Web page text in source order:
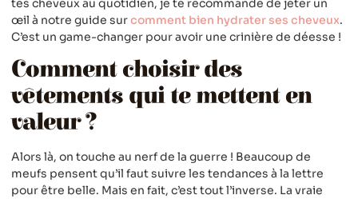
tes cheveux au quotidien, je te recommande de jeter un
œil à notre guide surcomment bien hydrater ses cheveux.
C’est un game-changer pour avoir une crinière de déesse !
Comment choisir des
vêtements qui te mettent en
valeur ?
Alors là, on touche au nerf de la guerre ! Beaucoup de
meufs pensent qu’il faut suivre les tendances à la lettre
pour être belle. Mais en fait, c’est tout l’inverse. La vraie